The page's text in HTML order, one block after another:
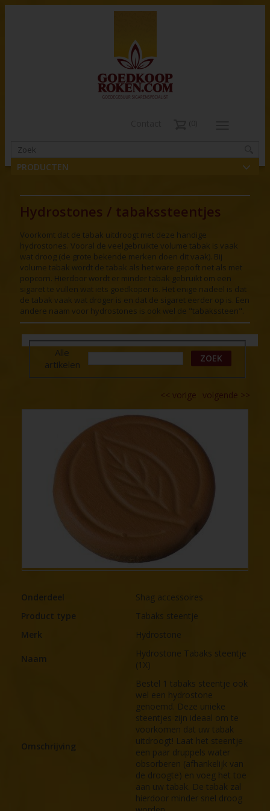
PRODUCTEN
Hydrostones / tabakssteentjes
Voorkomt dat de tabak uitdroogt met deze handige
hydrostones. Vooral de veelgebruikte volume tabak is vaak
wat droog (de grote bekende merken doen dit vaak). Bij
volume tabak wordt de tabak als het ware gepoft net als met
popcorn. Hierdoor wordt er minder tabak gebruikt om een
sigaret te vullen wat iets goedkoper is. Het enige nadeel is dat
de tabak vaak wat droger is en dat de sigaret eerder op is. Een
andere naam voor hydrostones is ook wel de "tabakssteen".
Alle
artikelen
ZOEK
volgende >>
vorige
Onderdeel
Shag accessoires
Product type
Tabaks steentje
Merk
Hydrostone
Naam
Hydrostone Tabaks steentje
(1X)
Omschrijving
Bestel 1 tabaks steentje ook
wel een hydrostone
genoemd. Deze unieke
steentjes zijn ideaal om te
voorkomen dat uw tabak
uitdroogt! Laat het steentje
een paar druppels water
obsorberen (afhankelijk van
de droogte) en voeg het toe
aan uw tabak. De tabak zal
hierdoor minder snel droog